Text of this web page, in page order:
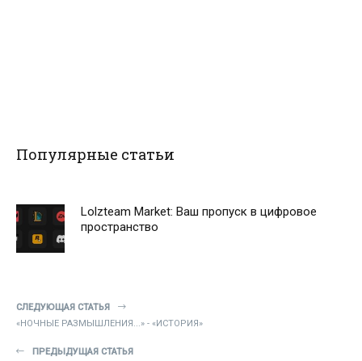
Популярные статьи
Lolzteam Market: Ваш пропуск в цифровое
пространство
СЛЕДУЮЩАЯ СТАТЬЯ
«НОЧНЫЕ РАЗМЫШЛЕНИЯ...» - «ИСТОРИЯ»
ПРЕДЫДУЩАЯ СТАТЬЯ